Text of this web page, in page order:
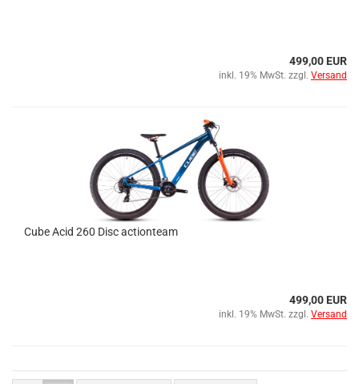
499,00 EUR
inkl. 19% MwSt. zzgl. Versand
Cube Acid 260 Disc actionteam
499,00 EUR
inkl. 19% MwSt. zzgl. Versand